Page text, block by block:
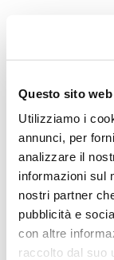
Questo sito
Utilizziamo i
annunci, per
analizzare il
informazioni sul
nostri partner
pubblicità e
con altre
raccolto dal suo
Direttore
La Storia
I
I Festival
Area
Calendario
Cartellone
I
Teatro
Biglietteria